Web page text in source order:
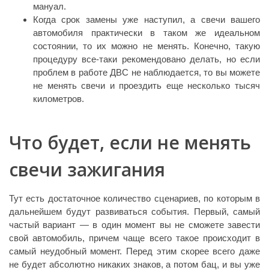
мануал.
Когда срок замены уже наступил, а свечи вашего
автомобиля практически в таком же идеальном
состоянии, то их можно не менять. Конечно, такую
процедуру все-таки рекомендовано делать, но если
проблем в работе ДВС не наблюдается, то вы можете
не менять свечи и проездить еще несколько тысяч
километров.
Что будет, если не менять
свечи зажигания
Тут есть достаточное количество сценариев, по которым в
дальнейшем будут развиваться события. Первый, самый
частый вариант — в один момент вы не сможете завести
свой автомобиль, причем чаще всего такое происходит в
самый неудобный момент. Перед этим скорее всего даже
не будет абсолютно никаких знаков, а потом бац, и вы уже